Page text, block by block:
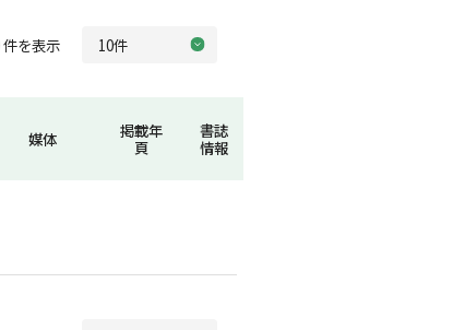
を表示
媒体
掲載年
頁
書誌
情報